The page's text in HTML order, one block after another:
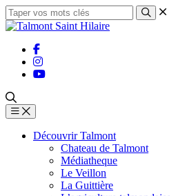
Découvrir Talmont
Chateau de Talmont
Médiatheque
Le Veillon
La Guittière